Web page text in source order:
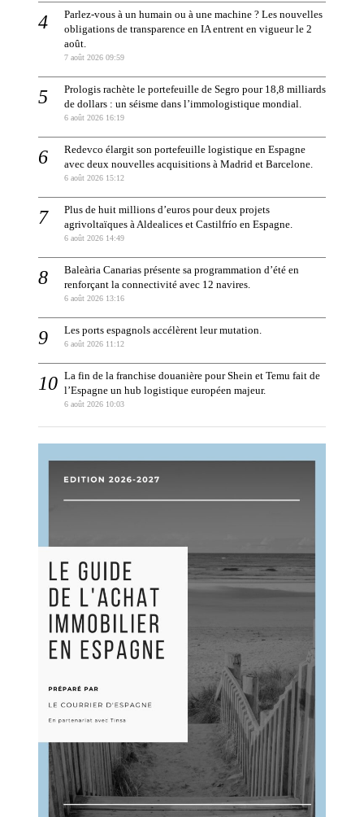
Parlez-vous à un humain ou à une machine ? Les nouvelles
obligations de transparence en IA entrent en vigueur le 2
août.
7 août 2026 09:59
Prologis rachète le portefeuille de Segro pour 18,8 milliards
de dollars : un séisme dans l’immologistique mondial.
6 août 2026 16:19
Redevco élargit son portefeuille logistique en Espagne
avec deux nouvelles acquisitions à Madrid et Barcelone.
6 août 2026 15:12
Plus de huit millions d’euros pour deux projets
agrivoltaïques à Aldealices et Castilfrío en Espagne.
6 août 2026 14:49
Baleària Canarias présente sa programmation d’été en
renforçant la connectivité avec 12 navires.
6 août 2026 13:16
Les ports espagnols accélèrent leur mutation.
6 août 2026 11:12
La fin de la franchise douanière pour Shein et Temu fait de
l’Espagne un hub logistique européen majeur.
6 août 2026 10:03